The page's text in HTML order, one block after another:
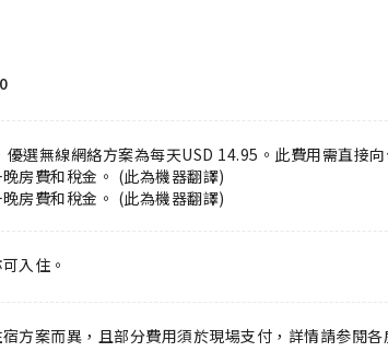
選無線網絡方案為每天USD 14.95。此費用需直接向
房費和稅金。 (此為機器翻譯)
房費和稅金。 (此為機器翻譯)
入住。
方案而異，且部分費用須於現場支付，詳情請参閱各